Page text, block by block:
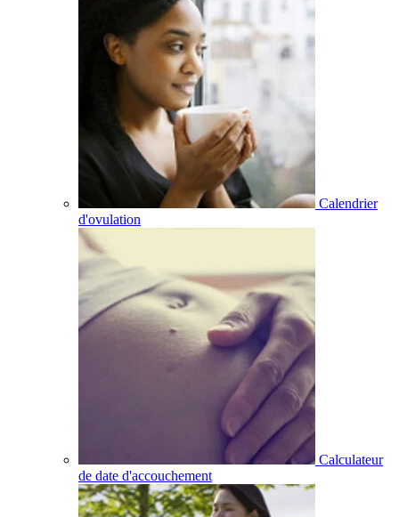
Calendrier
d'ovulation
Calculateur
de date d'accouchement